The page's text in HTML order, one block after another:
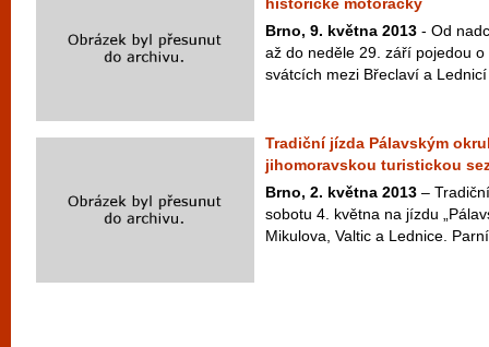
Brno, 9. května 2013 - Od
až do neděle 29. září pojedou
svátcích mezi Břeclaví a
Tradiční jízda Pálavským
jihomoravskou turistickou
Brno, 2. května 2013 –
sobotu 4. května na jízdu
Mikulova, Valtic a Lednice.